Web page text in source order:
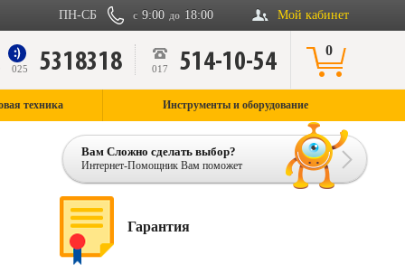
Мой кабинет
с 9:00 до 18:00
ПН-СБ
025 5318318 017 514-10-54 0
техника Инструменты и оборудование
Вам Сложно сделать выбор?
Интернет-Помощник Вам поможет
Гарантия